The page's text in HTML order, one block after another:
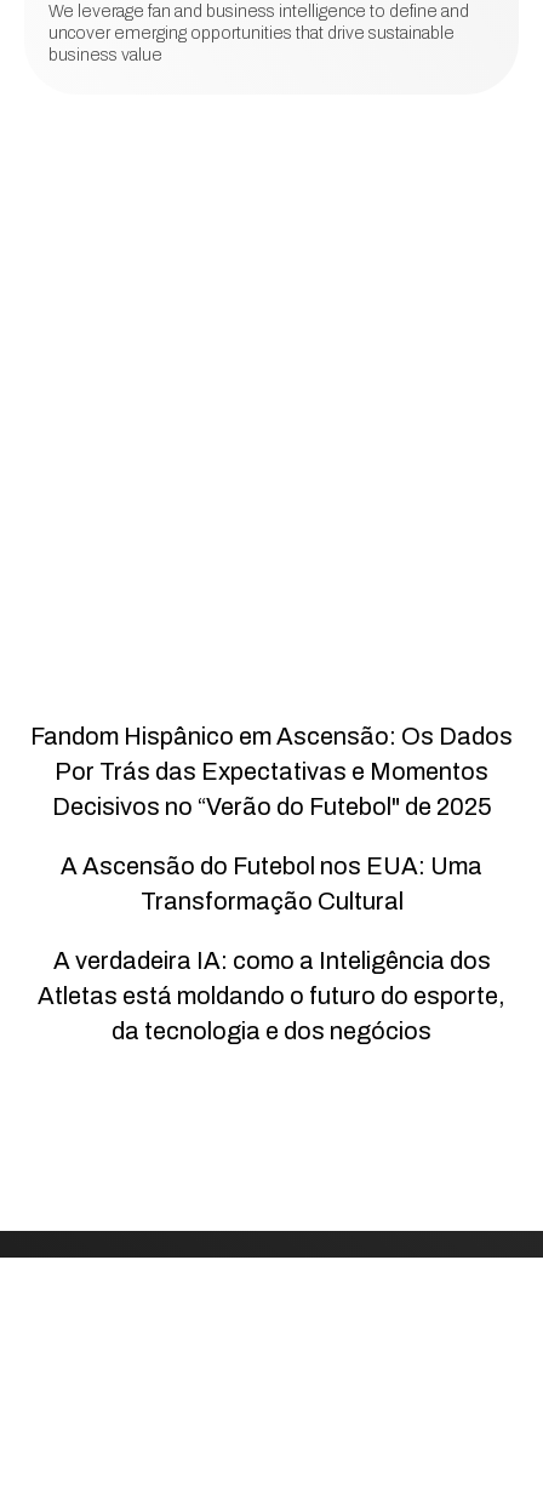
We leverage fan and business intelligence to define and
uncover emerging opportunities that drive sustainable
business value
Fandom Hispânico em Ascensão: Os Dados
Por Trás das Expectativas e Momentos
Decisivos no “Verão do Futebol" de 2025
A Ascensão do Futebol nos EUA: Uma
Transformação Cultural
A verdadeira IA: como a Inteligência dos
Atletas está moldando o futuro do esporte,
da tecnologia e dos negócios